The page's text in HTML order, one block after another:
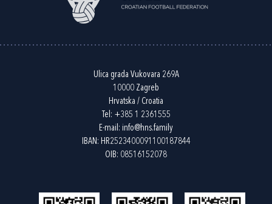
Ulica grada Vukovara 269A
10000 Zagreb
Hrvatska / Croatia
Tel: +385 1 2361555
E-mail: info@hns.family
IBAN: HR2523400091100187844
OIB: 08516152078